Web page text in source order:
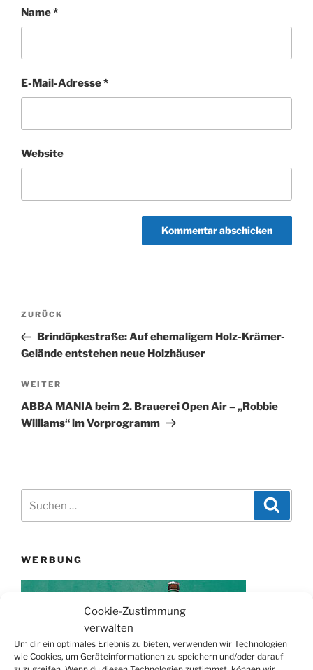
Cookie-Zustimmung
verwalten
Um dir ein optimales Erlebnis zu bieten, verwenden wir Technologien
wie Cookies, um Geräteinformationen zu speichern und/oder darauf
Name*
E-Mail-Adresse*
Website
Beitragsnavigation
Vorheriger
Beitrag
ZURÜCK
Brindöpkestraße: Auf ehemaligem Holz-Krämer-
Gelände entstehen neue Holzhäuser
Nächster
Beitrag
WEITER
ABBA MANIA beim 2. Brauerei Open Air – „Robbie
Williams“ im Vorprogramm
WERBUNG